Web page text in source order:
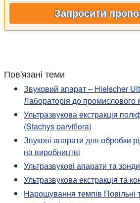
Запросити
Пов'язані теми
Звуковий апарат – Hielscher
Лабораторія до промислового
Ультразвукова екстракція
(Stachys parviflora)
Звукові апарати для обробки
на виробництві
Ультразвукові апарати та
Ультразвукова екстракція та
Нарощування темпів Повільні